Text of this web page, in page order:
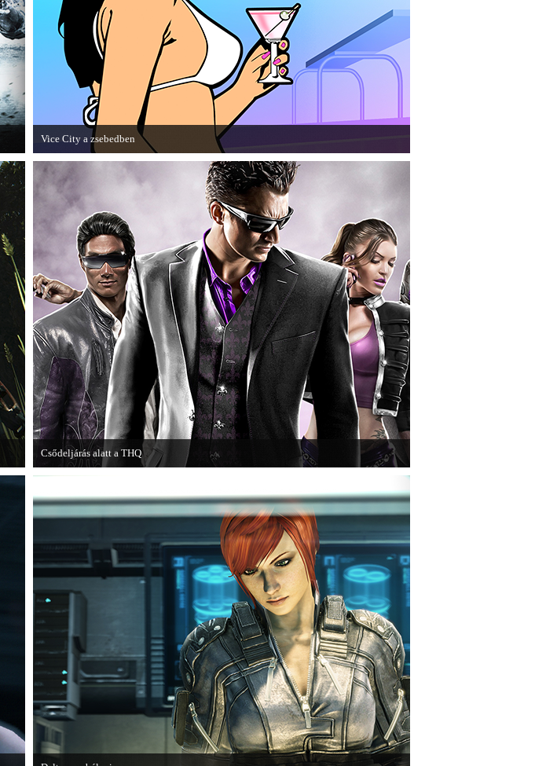
Vice City a zsebedben
A GTA: Vice City 10th Anniversary Editionről készített tesztet a PC Guru.
Csődeljárás alatt a THQ